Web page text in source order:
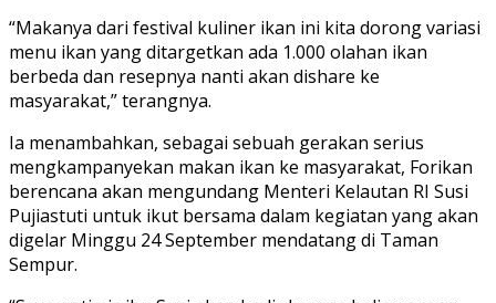
“Makanya dari festival kuliner ikan ini kita dorong variasi
menu ikan yang ditargetkan ada 1.000 olahan ikan
berbeda dan resepnya nanti akan dishare ke
masyarakat,” terangnya.
Ia menambahkan, sebagai sebuah gerakan serius
mengkampanyekan makan ikan ke masyarakat, Forikan
berencana akan mengundang Menteri Kelautan RI Susi
Pujiastuti untuk ikut bersama dalam kegiatan yang akan
digelar Minggu 24 September mendatang di Taman
Sempur.